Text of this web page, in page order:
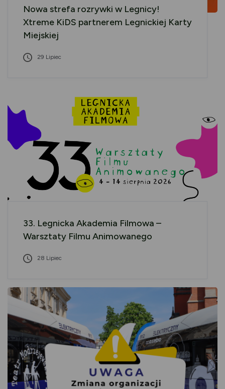
Nowa strefa rozrywki w Legnicy!
Xtreme KiDS partnerem Legnickiej Karty
Miejskiej
29 Lipiec
33. Legnicka Akademia Filmowa –
Warsztaty Filmu Animowanego
28 Lipiec